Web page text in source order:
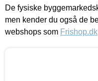
De fysiske
men kender du også de
webshops som Frishop.dk